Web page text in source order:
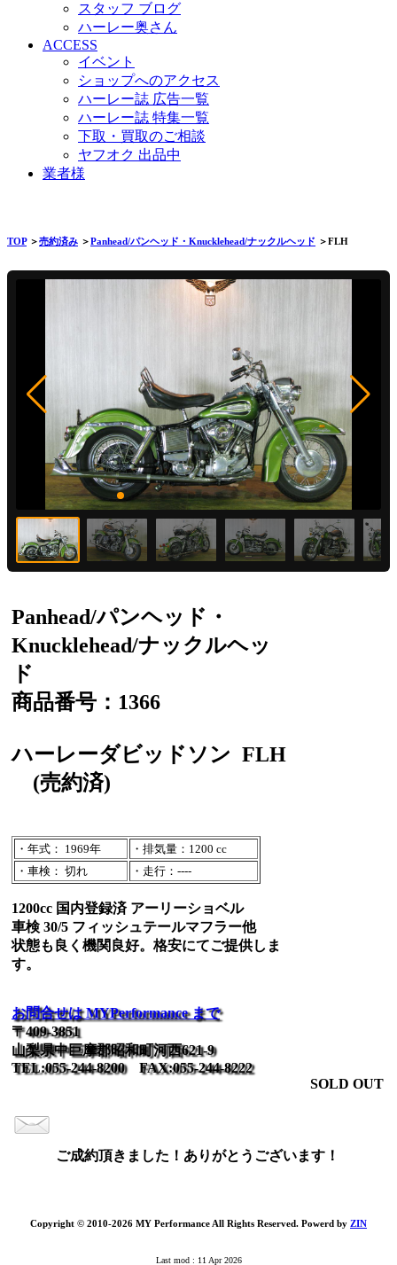
スタッフ ブログ
ハーレー奥さん
ACCESS
イベント
ショップへのアクセス
ハーレー誌 広告一覧
ハーレー誌 特集一覧
下取・買取のご相談
ヤフオク 出品中
業者様
TOP＞売約済み ＞Panhead/パンヘッド・Knucklehead/ナックルヘッド ＞FLH
Panhead/パンヘッド・
Knucklehead/ナックルヘッ
ド
商品番号：1366
ハーレーダビッドソン FLH
(売約済)
・年式： 1969年
・排気量：1200 cc
・車検： 切れ
・走行：----
1200cc 国内登録済 アーリーショベル
車検 30/5 フィッシュテールマフラー他
状態も良く機関良好。格安にてご提供しま
す。
お問合せは MYPerformance まで
〒409-3851
山梨県中巨摩郡昭和町河西621-9
TEL:055-244-8200 FAX:055-244-8222
SOLD OUT
ご成約頂きました！ありがとうございます！
Copyright © 2010-2026 MY Performance All Rights Reserved. Powerd by ZIN
Last mod : 11 Apr 2026